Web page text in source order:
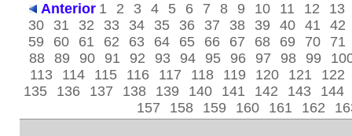
Anterior 1 2 3 4 5 6 7 8 9 10 11 12
13
30
31 32 33 34 35 36 37 38 39 40 41
42
59
60 61 62 63 64 65 66 67 68 69 70
71
88 89 90 91 92 93 94 95 96 97 98 99
113
114 115 116 117 118 119 120 121
122
135
136 137 138 139 140 141 142 143
144
157
158 159 160 161 162